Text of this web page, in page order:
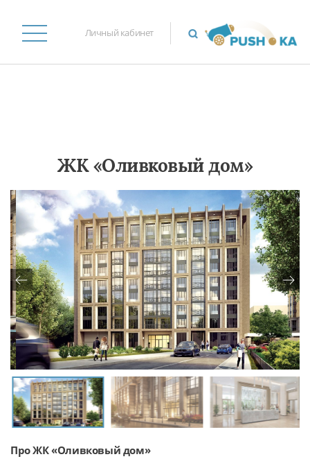
Личный кабинет
Про ЖК «Оливковый дом»
ЖК «Оливковый дом»